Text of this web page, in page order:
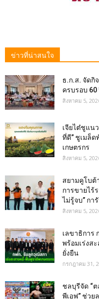
ข่าวที่น่าสนใจ
ธ.ก.ส. จัดกิ
ครบรอบ
สิงหาคม 5,
เจียไต๋ชูแน
ที่ดี” ชูเมล็
เกษตรกร
สิงหาคม 5,
สยามคูโบต้
การขายไร้
ไม่รู้จบ” กา
สิงหาคม 5,
เลขาธิการ
พร้อมเร่งส
ยั่งยืน
กรกฎาคม 31,
ชลบุรีจัด “ต
พีเอฟ” ช่ว